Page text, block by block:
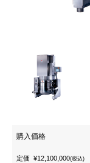
購入価格
定価 ¥12,100,000(税込)